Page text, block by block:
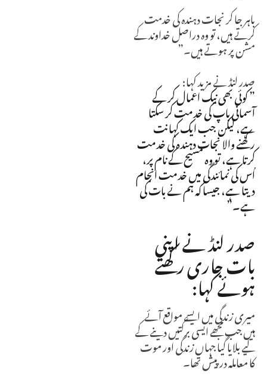
باہر جا کر نجات دہندہ کی خدمت
کرتے ہیں، تو وہ دراصل خداوند کے
مشن پر ہوتے ہیں۔”
صدر لنڈ نے مزید کہا:
” کوئی بھی نیک اعمال کر کے
آسمانی باپ کی خدمت کر سکتا
ہے، لیکن جب ایک کہانت
رکھنے والا نجات دہندہ کی خدمت
کرتا ہے، تو وہ مسیح کے نام پر،
اُس کی نمائندگی میں خدمت انجام
دیتا ہے، جیسا کہ ہم نے بات کی
ہے۔”
صدر لنڈ نے اپنی
بات جاری رکھتے
ہوئے کہا:
میری زندگی میں ایسے مواقع آئے
ہیں جب مجھے ایسی برکتیں دینے کے
لیے بلایا گیا جہاں زندگی اور موت
کا معاملہ درپیش تھا۔